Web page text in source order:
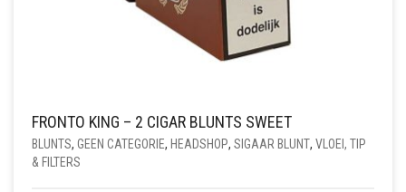
FRONTO KING – 2 CIGAR BLUNTS SWEET
BLUNTS, GEEN CATEGORIE, HEADSHOP, SIGAAR BLUNT, VLOEI, TIP
& FILTERS